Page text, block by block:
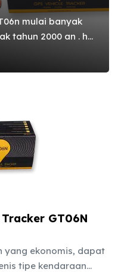
mulai banyak
tahun 2000 an . hal
rekan rekan
melalui cod /
tokopedia / lazada
anda. Apakah
anda
GT06N
yang ekonomis, dapat
tipe kendaraan